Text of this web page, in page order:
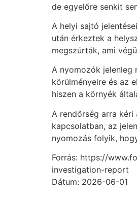
de egyelőre senkit
A helyi sajtó
után érkeztek a
megszúrták, ami
A nyomozók jelenleg
körülményeire és az
hiszen a környék
A rendőrség arra
kapcsolatban, az
nyomozás folyik,
Forrás: https://
investigation-report
Dátum: 2026-06-01